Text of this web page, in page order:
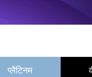
प्लैटिनम